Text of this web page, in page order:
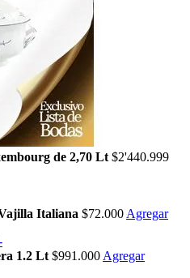
de 2,70 Lt $2'440.999
Italiana $72.000 Agregar
1.2 Lt $991.000 Agregar